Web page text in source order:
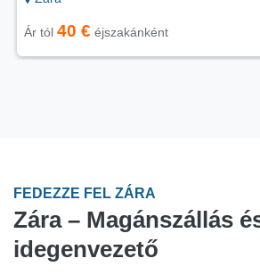
Ár tól30 €
FEDEZZE FEL ZÁRA
Zára – Magánszállás
idegenvezető